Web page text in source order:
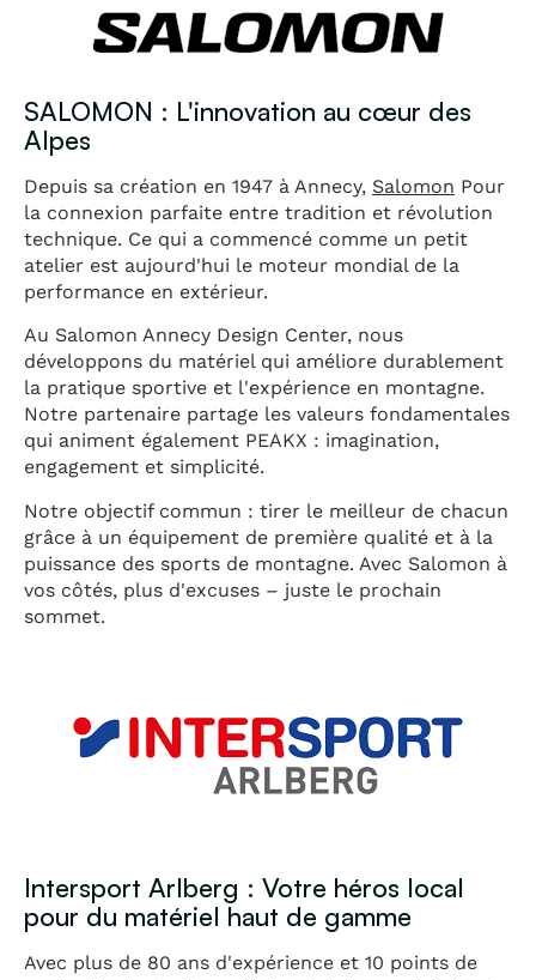
SALOMON : L'innovation au cœur des
Alpes
Depuis sa création en 1947 à Annecy, Salomon Pour
la connexion parfaite entre tradition et révolution
technique. Ce qui a commencé comme un petit
atelier est aujourd'hui le moteur mondial de la
performance en extérieur.
Au Salomon Annecy Design Center, nous
développons du matériel qui améliore durablement
la pratique sportive et l'expérience en montagne.
Notre partenaire partage les valeurs fondamentales
qui animent également PEAKX : imagination,
engagement et simplicité.
Notre objectif commun : tirer le meilleur de chacun
grâce à un équipement de première qualité et à la
puissance des sports de montagne. Avec Salomon à
vos côtés, plus d'excuses – juste le prochain
sommet.
Intersport Arlberg : Votre héros local
pour du matériel haut de gamme
Avec plus de 80 ans d'expérience et 10 points de